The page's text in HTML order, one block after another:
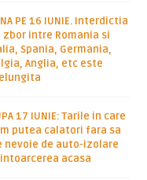
PE 16 IUNIE. Interdictia
zbor intre Romania si
Spania, Germania,
Anglia, etc este
17 IUNIE: Tarile in care
putea calatori fara sa
nevoie de auto-izolare
intoarcerea acasa